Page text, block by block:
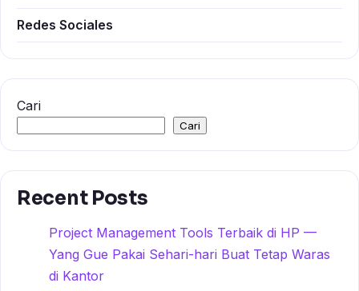
Redes Sociales
Cari
Cari
Recent Posts
Project Management Tools Terbaik di HP —
Yang Gue Pakai Sehari-hari Buat Tetap Waras
di Kantor